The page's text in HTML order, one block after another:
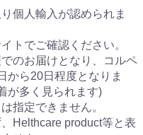
個人輸入が認められま
トでご確認ください。
のお届けとなり、コルペ
から20日程度となりま
が多く見られます)
指定できません。
Helthcare product等と表